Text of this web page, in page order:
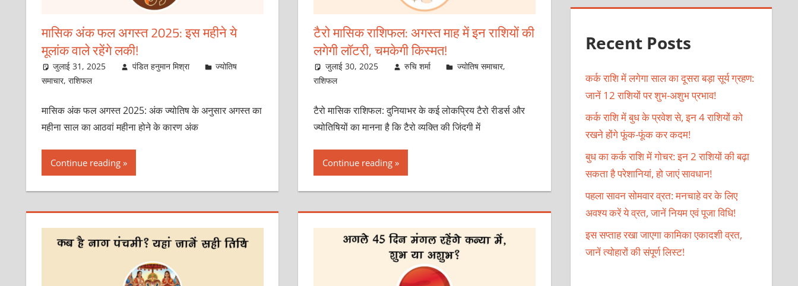
मासिक अंक फल अगस्‍त 2025: इस महीने ये
मूलांक वाले रहेंगे लकी!
जुलाई 31, 2025 पंडित हनुमान मिश्रा
ज्योतिष
समाचार, राशिफल
मासिक अंक फल अगस्त 2025: अंक ज्योतिष के अनुसार अगस्त का
महीना साल का आठवां महीना होने के कारण अंक
Continue reading
टैरो मासिक राशिफल: अगस्त माह में इन राशियों की
लगेगी लॉटरी, चमकेगी किस्मत!
जुलाई 30, 2025 रुचि शर्मा ज्योतिष समाचार,
राशिफल
टैरो मासिक राशिफल: दुनियाभर के कई लोकप्रिय टैरो रीडर्स और
ज्योतिषियों का मानना है कि टैरो व्यक्ति की जिंदगी में
Continue reading
Recent Posts
कर्क राशि में लगेगा साल का दूसरा बड़ा सूर्य ग्रहण:
जानें 12 राशियों पर शुभ-अशुभ प्रभाव!
कर्क राशि में बुध के प्रवेश से, इन 4 राशियों को
रखने होंगे फूंक-फूंक कर कदम!
बुध का कर्क राशि में गोचर: इन 2 राशियों की बढ़ा
सकता है परेशानियां, हो जाएं सावधान!
पहला सावन सोमवार व्रत: मनचाहे वर के लिए
अवश्य करें ये व्रत, जानें नियम एवं पूजा विधि!
इस सप्ताह रखा जाएगा कामिका एकादशी व्रत,
जानें त्योहारों की संपूर्ण लिस्ट!